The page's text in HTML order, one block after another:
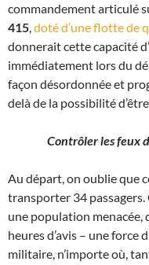
commandement articulé
415,doté d’une flotte de
donnerait cette capacité
immédiatement lors du
façon désordonnée et
delà de la possibilité
Contrôler les feux
Au départ, on oublie que
transporter 34 passagers.
une population menacée,
heures d’avis – une force
militaire, n’importe où,